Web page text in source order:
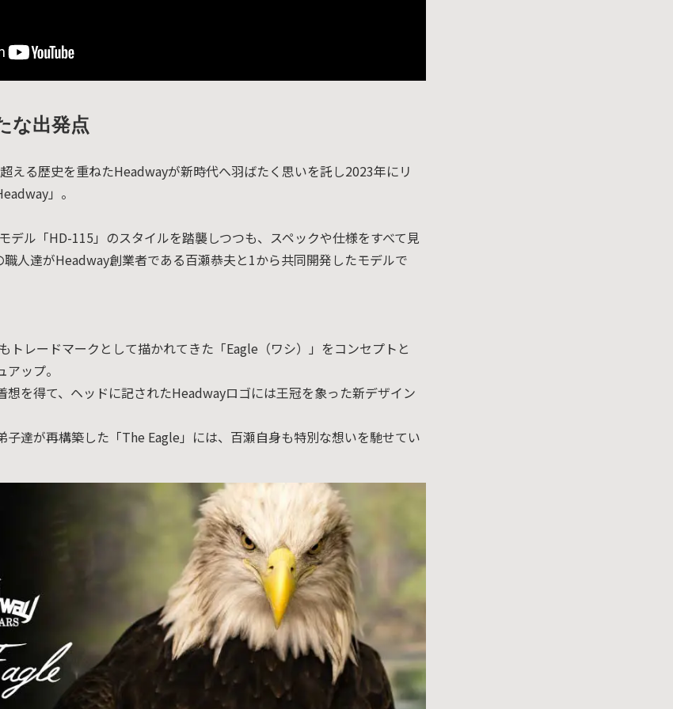
な出発点
える歴史を重ねたHeadwayが新時代へ羽ばたく思いを託し2023年にリ
」。
デル「HD-115」のスタイルを踏襲しつつも、スペックや仕様をすべて見
人達がHeadway創業者である百瀬恭夫と1から共同開発したモデルで
トレードマークとして描かれてきた「Eagle（ワシ）」をコンセプトと
ップ。
想を得て、ヘッドに記されたHeadwayロゴには王冠を象った新デザイン
子達が再構築した「The Eagle」には、百瀬自身も特別な想いを馳せてい